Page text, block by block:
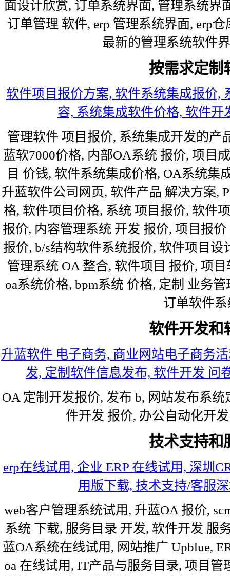
面设计欣赏, 订单系统界面, 管理系统界
订单管理 软件, erp 管理系统界面, erp
最新的管理系统软件
按需求定制
软件项目报价方案, 软件系统集成报价,
容, 系统集成软件价格, 软件
管理软件 项目报价, 系统集成开发的产
蓝软7000价格, 内部OA系统 报价, 项目
目 价钱, 软件系统集成价格, OA系统集
升蓝软件公司网页, 软件产品 解决方案,
格, 软件项目价格, 系统 项目报价, 软件
报价, 内容管理系统 开发 报价, 项目报
报价, b/s结构软件系统报价, 软件项目
管理系统 OA 整合, 软件项目 报价, 项
oa系统价格, bpm系统 价格, 定制 业务
订单软件
软件开发和
升蓝软件 电子商务, 商业网站电子商务
发, 定制软件信息发布, 软件开发 问
OA 定制开发报价, 发布 b, 网站发布系
件开发 报价, 办公自动化开
技术支持和
erp在线试用, 企业 ERP 在线试用, 深圳
用版下载, 技术支持/客服
web客户管理系统试用, 升蓝OA 报价,
系统 下载, 服务目录 开发, 软件开发 服
蓝OA系统在线试用, 网站推广 Upblue,
oa 在线试用, IT产品与服务目录, 项目